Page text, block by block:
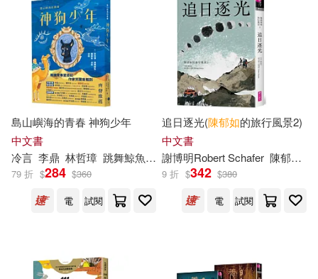
鄭貴中(1)
陳亦明(1)
陳春龍(1) 陳月端(1)
陳淩子(1) 陳玟如(1)
陳玠宇(1) 陳菀蕙(1)
島山嶼海的青春 神狗少年
中文書
冷言 李鼎 林哲璋 跳舞鯨魚 陳 郁如 Hui
79 折 $284 $360
電
試閱
追日逐光(陳郁如的旅行風景2)
中文書
謝博明Robert Schafer 陳郁如
9 折 $342 $380
電
試閱